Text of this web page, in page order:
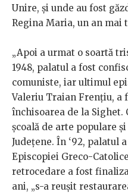
Unire, și unde au fost
Regina Maria, un an mai
„Apoi a urmat o soartă
1948, palatul a fost
comuniste, iar ultimul
Valeriu Traian Frențiu, a
închisoarea de la
școală de arte populare
Județene. În ‘92, palatul
Episcopiei Greco-
retrocedare a fost
ani, „s-a reușit